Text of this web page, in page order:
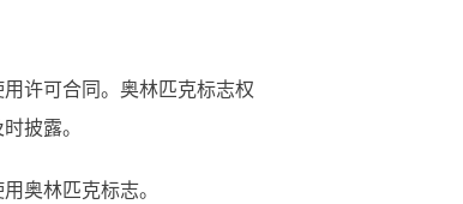
许可合同。奥林匹克标志权
披露。
奥林匹克标志。